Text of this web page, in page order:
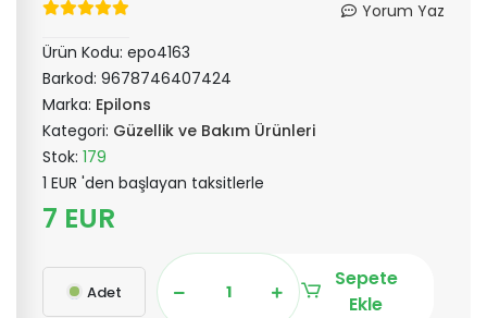
Yorum Yaz
Ürün Kodu: epo4163
Barkod: 9678746407424
Marka: Epilons
Kategori: Güzellik ve Bakım Ürünleri
Stok: 179
1 EUR 'den başlayan taksitlerle
7 EUR
Adet
Sepete
Ekle